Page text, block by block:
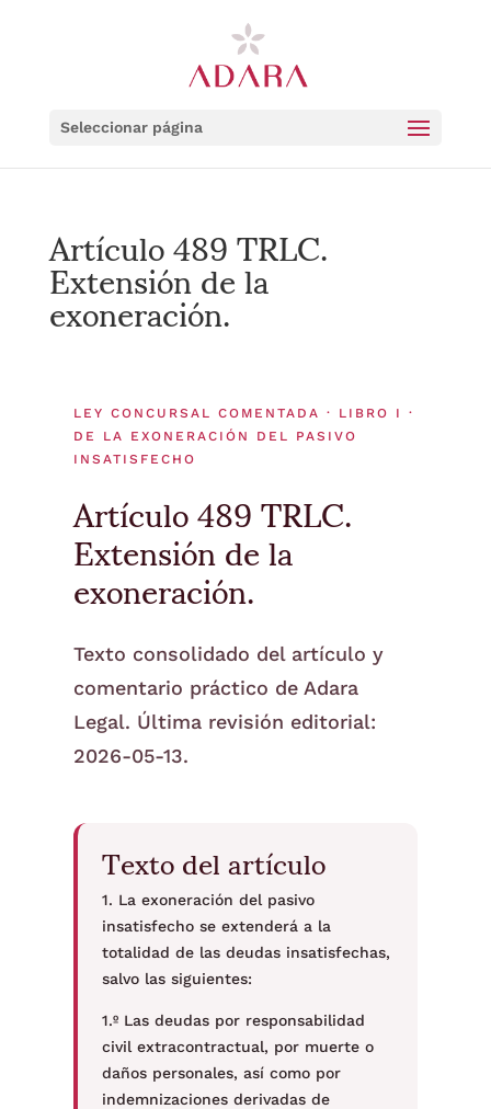
Seleccionar página
Artículo 489 TRLC.
Extensión de la
exoneración.
LEY CONCURSAL COMENTADA · LIBRO I ·
DE LA EXONERACIÓN DEL PASIVO
INSATISFECHO
Artículo 489 TRLC.
Extensión de la
exoneración.
Texto consolidado del artículo y
comentario práctico de Adara
Legal. Última revisión editorial:
2026-05-13.
Texto del artículo
1. La exoneración del pasivo
insatisfecho se extenderá a la
totalidad de las deudas insatisfechas,
salvo las siguientes:
1.º Las deudas por responsabilidad
civil extracontractual, por muerte o
daños personales, así como por
indemnizaciones derivadas de